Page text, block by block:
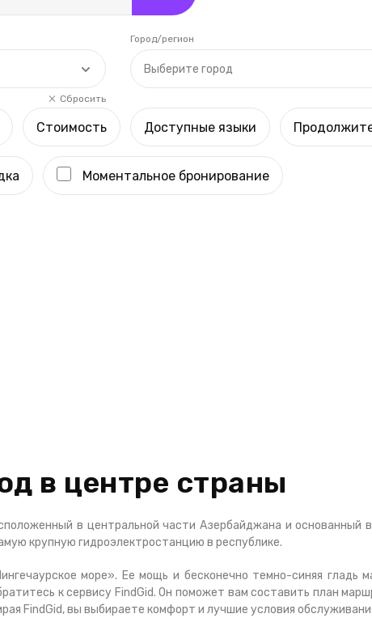
Сбросить
Выберите город
Город/регион
Стоимость Доступные языки
Моментальное бронирование
в центре страны
в центральной части Азербайджана и основанный
крупную гидроэлектростанцию в республике.
море». Ее мощь и бесконечно темно-синяя
к сервису FindGid. Он поможет вам составить план
FindGid, вы выбираете комфорт и лучшие условия